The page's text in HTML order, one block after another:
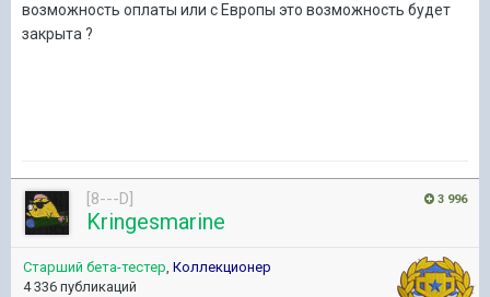
возможность оплаты или с Европы это возможность будет
закрыта ?
3 996
[8---D]
Kringesmarine
Старший бета-тестер, Коллекционер
4 336 публикаций